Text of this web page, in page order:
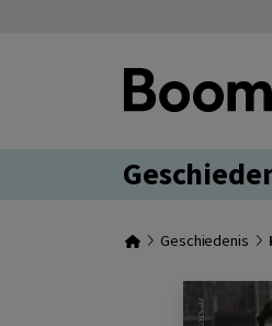
Geschiedenis